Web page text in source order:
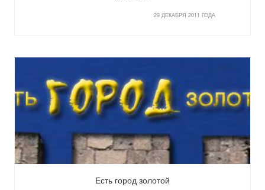
29 ДЕКАБРЯ 2011 ГОДА
Есть город золотой